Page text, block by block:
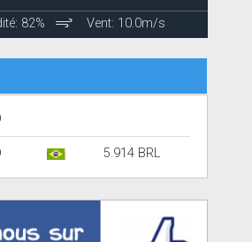
82% Vent: 10.0m/s
5.914 BRL